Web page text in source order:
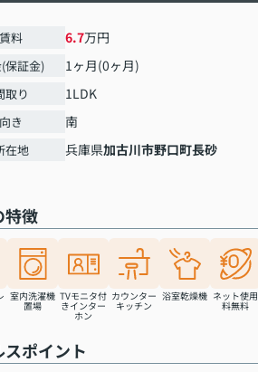
賃料 6.7万円
保証金) 1ヶ月(0ヶ月)
取り 1LDK
向き 南
在地 兵庫県加古川市野口町長砂
特徴
室内洗濯機
置場
TVモニタ付
きインター
ホン
カウンター
キッチン
浴室乾燥機 ネット使用
料無料
スポイント